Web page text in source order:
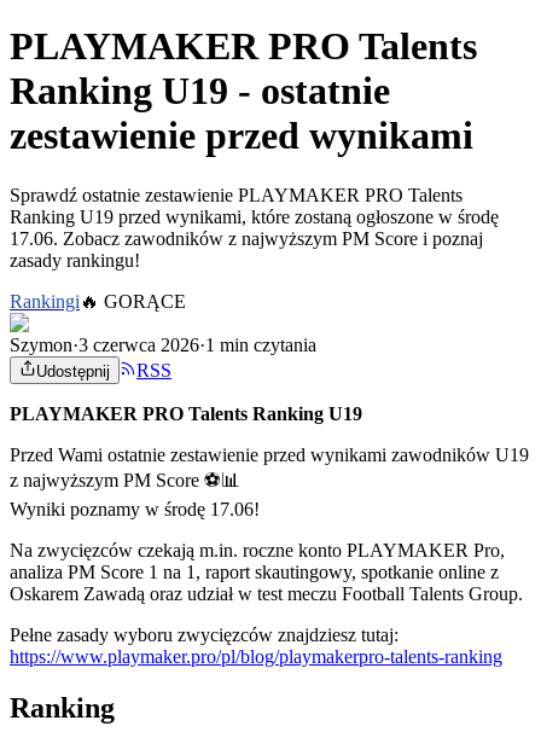
PLAYMAKER PRO Talents
Ranking U19 - ostatnie
zestawienie przed wynikami
Sprawdź ostatnie zestawienie PLAYMAKER PRO Talents
Ranking U19 przed wynikami, które zostaną ogłoszone w środę
17.06. Zobacz zawodników z najwyższym PM Score i poznaj
zasady rankingu!
Rankingi 🔥 GORĄCE
Szymon·3 czerwca 2026·1 min czytania
Udostępnij RSS
PLAYMAKER PRO Talents Ranking U19
Przed Wami ostatnie zestawienie przed wynikami zawodników U19
z najwyższym PM Score ⚽📊
Wyniki poznamy w środę 17.06!
Na zwycięzców czekają m.in. roczne konto PLAYMAKER Pro,
analiza PM Score 1 na 1, raport skautingowy, spotkanie online z
Oskarem Zawadą oraz udział w test meczu Football Talents Group.
Pełne zasady wyboru zwycięzców znajdziesz tutaj:
https://www.playmaker.pro/pl/blog/playmakerpro-talents-ranking
Ranking